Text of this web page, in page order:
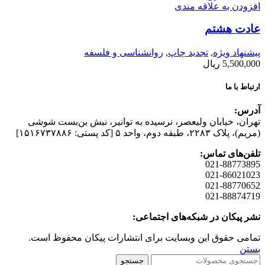
افزودن به علاقه مندی
عادت هشتم
پیشنهاد ویژه, تجدید چاپ, روانشناسی و فلسفه
5,500,000 ریال
ارتباط با ما
آدرس:
تهران، خیابان وليعصر، نرسيده به توانير، نبش بن‌بست شوشی
(مريم)، پلاک ۲۲۸۳، طبقه دوم، واحد ۵ [کد پستی: ۱۵۱۶۷۳۷۸۸۶]
تلفن‌های تماس:
021-88773895
021-86021023
021-88770652
021-88874719
نشر پیکان در شبکه‌های اجتماعی:
تمامی حقوق این وبسایت برای انتشارات پیکان محفوظ است.
بستن
جستجو